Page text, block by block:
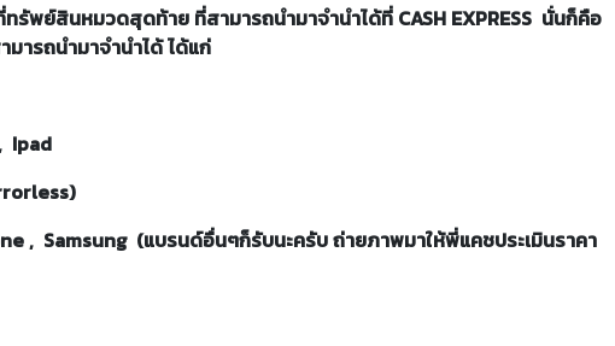
รัพย์สินหมวดสุดท้าย ที่สามารถนำมาจำนำได้ที่ CASH EXPRESS นั่นก็คือ
ารถนำมาจำนำได้ ได้แก่
Ipad
, Samsung (แบรนด์อื่นๆก็รับนะครับ ถ่ายภาพมาให้พี่แคชประเมินราคา